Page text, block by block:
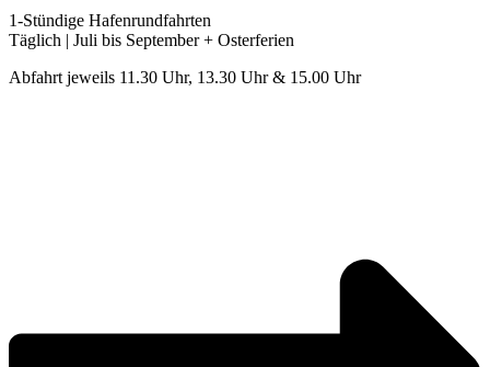
1-Stündige Hafenrundfahrten
Täglich | Juli bis September + Osterferien
Abfahrt jeweils 11.30 Uhr, 13.30 Uhr & 15.00 Uhr